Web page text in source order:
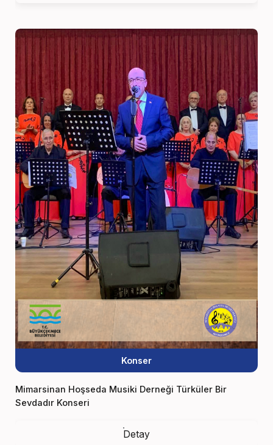
Konser
Mimarsinan Hoşseda Musiki Derneği Türküler Bir
Sevdadır Konseri
Detay